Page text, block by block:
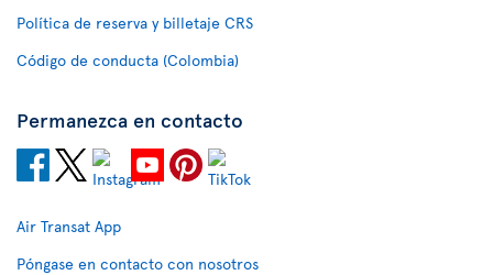
Política de reserva y billetaje CRS
Código de conducta (Colombia)
Permanezca en contacto
Air Transat App
Póngase en contacto con nosotros